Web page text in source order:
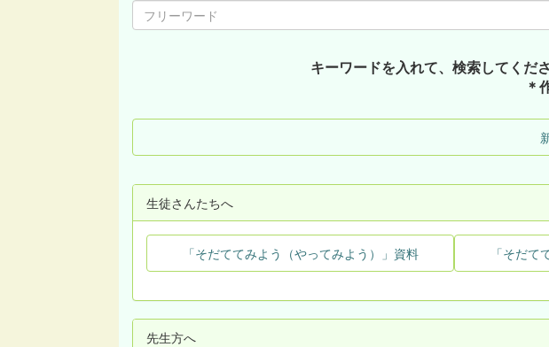
キーワードを入れて、検索してくだ
＊
生徒さんたちへ
「そだててみよう（やってみよう）」資料 「そだ
先生方へ